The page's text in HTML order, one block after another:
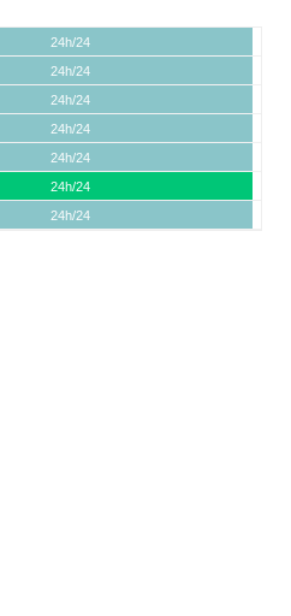
24h/24
24h/24
24h/24
24h/24
24h/24
24h/24
24h/24